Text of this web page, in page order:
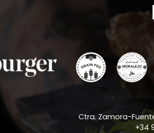
Ctra. Zamora-
+34